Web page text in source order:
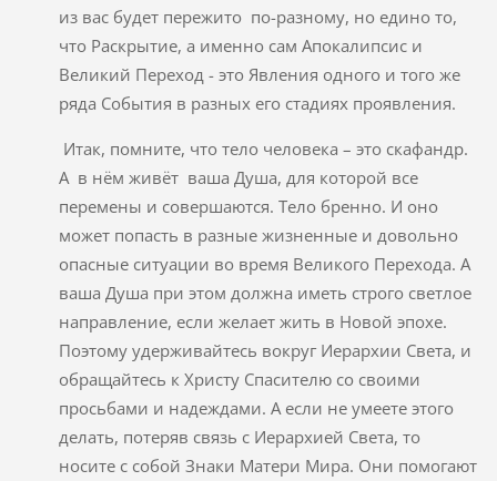
из вас будет пережито по-разному, но едино то,
что Раскрытие, а именно сам Апокалипсис и
Великий Переход - это Явления одного и того же
ряда События в разных его стадиях проявления.
Итак, помните, что тело человека – это скафандр.
А в нём живёт ваша Душа, для которой все
перемены и совершаются. Тело бренно. И оно
может попасть в разные жизненные и довольно
опасные ситуации во время Великого Перехода. А
ваша Душа при этом должна иметь строго светлое
направление, если желает жить в Новой эпохе.
Поэтому удерживайтесь вокруг Иерархии Света, и
обращайтесь к Христу Спасителю со своими
просьбами и надеждами. А если не умеете этого
делать, потеряв связь с Иерархией Света, то
носите с собой Знаки Матери Мира. Они помогают